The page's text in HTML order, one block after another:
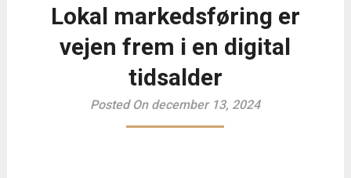
Lokal markedsføring er
vejen frem i en digital
tidsalder
Posted On december 13, 2024